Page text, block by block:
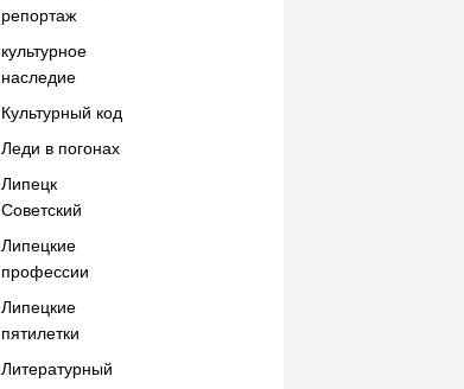
репортаж
культурное
наследие
Культурный код
Леди в погонах
Липецк
Советский
Липецкие
профессии
Липецкие
пятилетки
Литературный